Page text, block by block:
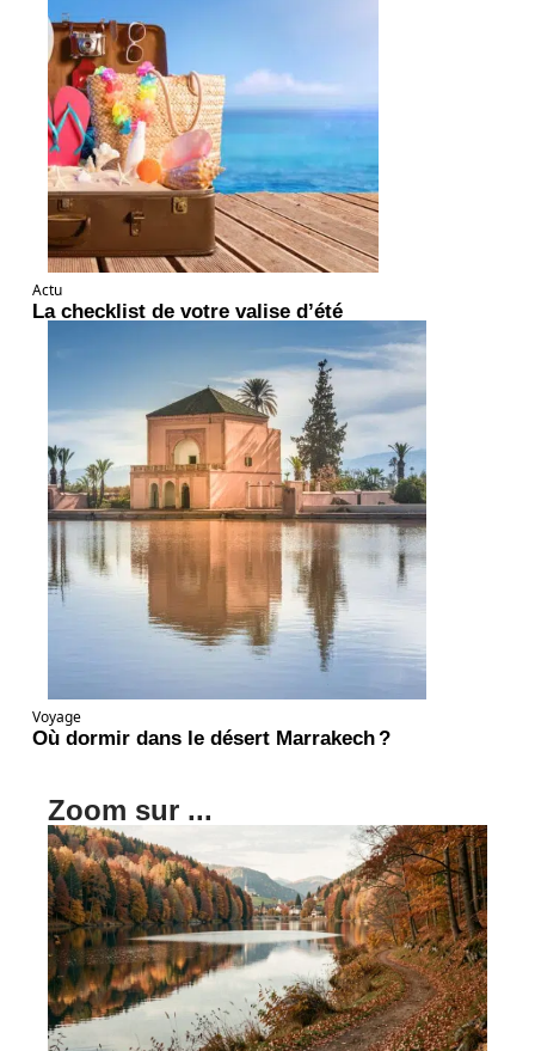
Actu
La checklist de votre valise d’été
Voyage
Où dormir dans le désert Marrakech ?
Zoom sur ...